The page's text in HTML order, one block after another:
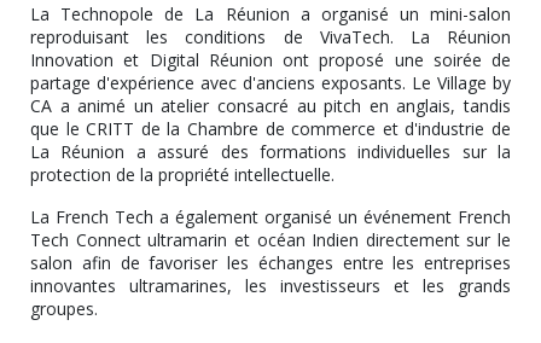
La Technopole de La Réunion a organisé un mini-salon
reproduisant les conditions de VivaTech. La Réunion
Innovation et Digital Réunion ont proposé une soirée de
partage d'expérience avec d'anciens exposants. Le Village by
CA a animé un atelier consacré au pitch en anglais, tandis
que le CRITT de la Chambre de commerce et d'industrie de
La Réunion a assuré des formations individuelles sur la
protection de la propriété intellectuelle.
La French Tech a également organisé un événement French
Tech Connect ultramarin et océan Indien directement sur le
salon afin de favoriser les échanges entre les entreprises
innovantes ultramarines, les investisseurs et les grands
groupes.